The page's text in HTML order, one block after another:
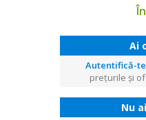
Ai
Autentifică-te
prețurile și
Nu